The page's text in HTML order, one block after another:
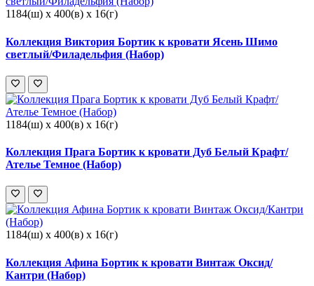
1184(ш) x 400(в) x 16(г)
Коллекция Виктория Бортик к кровати Ясень Шимо
светлый/Филадельфия (Набор)
1184(ш) x 400(в) x 16(г)
Коллекция Прага Бортик к кровати Дуб Белый Крафт/
Ателье Темное (Набор)
1184(ш) x 400(в) x 16(г)
Коллекция Афина Бортик к кровати Винтаж Оксид/
Кантри (Набор)